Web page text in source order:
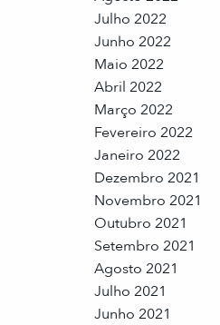
Julho 2022
Junho 2022
Maio 2022
Abril 2022
Março 2022
Fevereiro 2022
Janeiro 2022
Dezembro 2021
Novembro 2021
Outubro 2021
Setembro 2021
Agosto 2021
Julho 2021
Junho 2021